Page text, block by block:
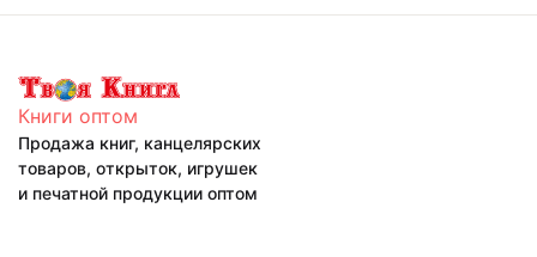
Книги оптом
Продажа книг, канцелярских
товаров, открыток, игрушек
и печатной продукции оптом